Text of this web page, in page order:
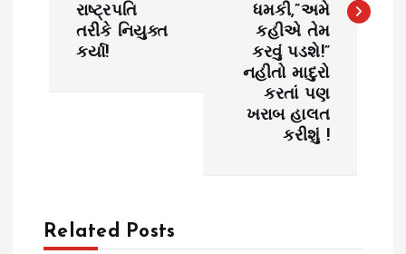
g
રાષ્ટ્રપતિ
તરીકે નિયુક્ત
કર્યા!
ધમકી,”અમે
કહીએ તેમ
કરવું પડશે!”
નહીતો માદુરો
કરતાં પણ
ખરાબ હાલત
કરીશું !
Related Posts